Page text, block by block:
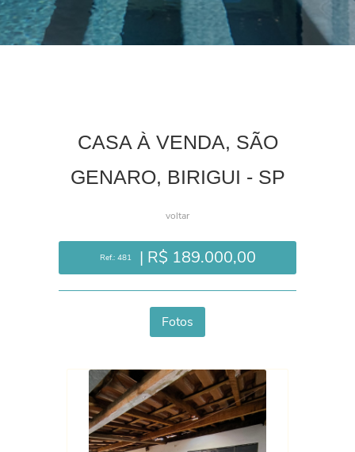
CASA À VENDA, SÃO
GENARO, BIRIGUI - SP
voltar
Ref.: 481 | R$ 189.000,00
Fotos